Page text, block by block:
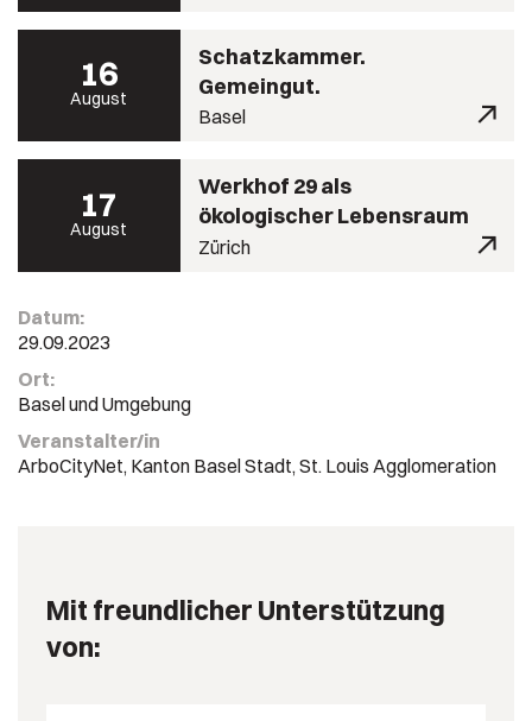
16
August
Schatzkammer.
Gemeingut.
Basel
17
August
Werkhof 29 als
ökologischer Lebensraum
Zürich
Datum:
29.09.2023
Ort:
Basel und Umgebung
Veranstalter/in
ArboCityNet, Kanton Basel Stadt, St. Louis Agglomeration
Mit freundlicher Unterstützung
von: